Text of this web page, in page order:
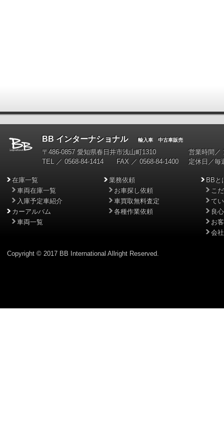
BB インターナショナル輸入車 中古車販売
〒486-0857 愛知県春日井市浅山町1310
TEL ／ 0568-84-1414 FAX ／ 0568-84-1400
営業時間／
定休日／毎
在庫一覧
車両在庫一覧
入庫予定車紹介
カーアルバム
車両一覧
業務依頼
お車探し依頼
車買取無料査定
各種作業依頼
BBと
こ
て
良
お
会
Copyright © 2017 BB International Allright Reserved.